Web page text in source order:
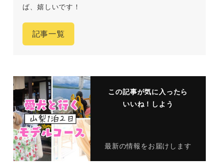
ば、嬉しいです！
記事一覧
この記事が気に入ったら
いいね！しよう
最新の情報をお届けします